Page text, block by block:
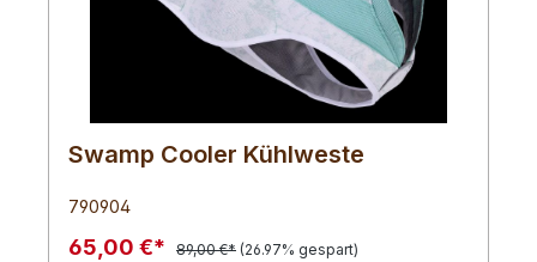
Swamp Cooler Kühlweste
790904
65,00 €* 89,00 €* (26.97% gespart)